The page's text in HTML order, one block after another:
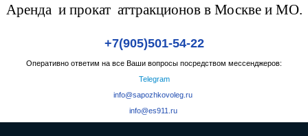
Дзен
Pinterest
Аренда и прокат аттракционов в Москве и МО.
КОНТАКТЫ:
Аренда и прокат аттракционов в Москве и МО.